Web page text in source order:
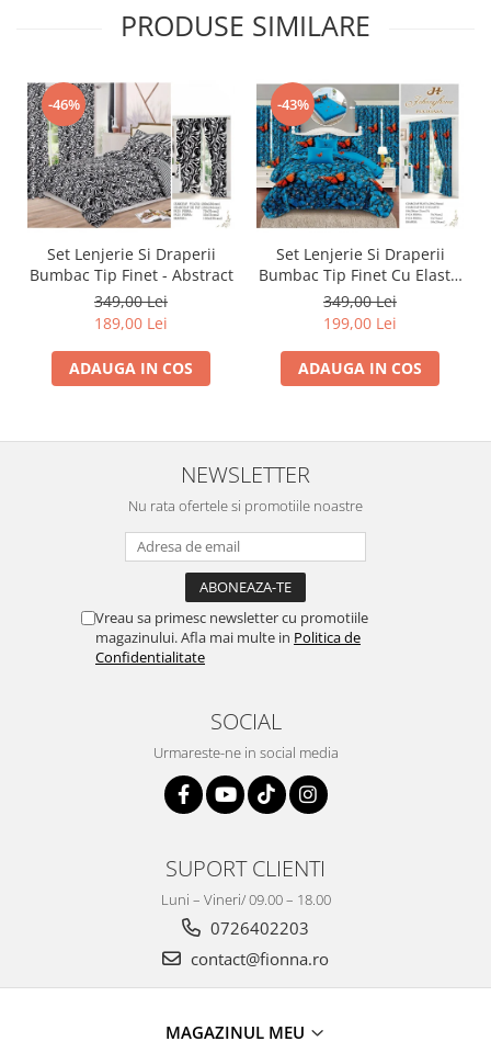
PRODUSE SIMILARE
-46%
Set Lenjerie Si Draperii
Bumbac Tip Finet - Abstract
349,00 Lei
189,00 Lei
ADAUGA IN COS
-43%
Set Lenjerie Si Draperii
Bumbac Tip Finet Cu Elastic
- Dansul Fluturilor
349,00 Lei
199,00 Lei
ADAUGA IN COS
NEWSLETTER
Nu rata ofertele si promotiile noastre
Vreau sa primesc newsletter cu promotiile
magazinului. Afla mai multe in Politica de
Confidentialitate
SOCIAL
Urmareste-ne in social media
SUPORT CLIENTI
Luni – Vineri/ 09.00 – 18.00
0726402203
contact@fionna.ro
MAGAZINUL MEU